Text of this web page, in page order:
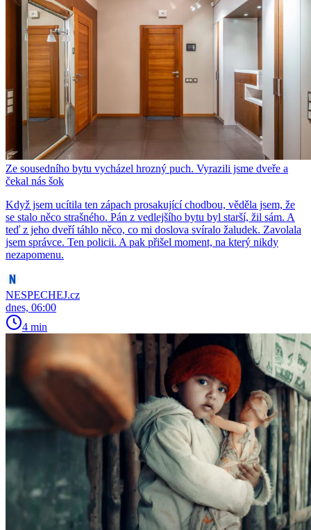
Ze sousedního bytu vycházel hrozný puch. Vyrazili jsme dveře a
čekal nás šok
Když jsem ucítila ten zápach prosakující chodbou, věděla jsem, že
se stalo něco strašného. Pán z vedlejšího bytu byl starší, žil sám. A
teď z jeho dveří táhlo něco, co mi doslova svíralo žaludek. Zavolala
jsem správce. Ten policii. A pak přišel moment, na který nikdy
nezapomenu.
NESPECHEJ.cz
dnes, 06:00
4 min